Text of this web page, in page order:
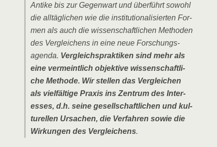
Anti­ke bis zur Gegen­wart und über­führt sowohl
die all­täg­li­chen wie die insti­tu­tio­na­li­sier­ten For­
men als auch die wis­sen­schaft­li­chen Metho­den
des Ver­glei­chens in eine neue For­schungs­
agen­da. Ver­gleichs­prak­ti­ken sind mehr als
eine ver­meint­lich objek­ti­ve wis­sen­schaft­li­
che Metho­de. Wir stel­len das Ver­glei­chen
als viel­fäl­ti­ge Pra­xis ins Zen­trum des Inter­
es­ses, d.h. sei­ne gesell­schaft­li­chen und kul­
tu­rel­len Ursa­chen, die Ver­fah­ren sowie die
Wir­kun­gen des Ver­glei­chens.